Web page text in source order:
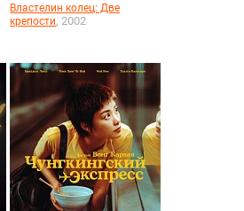
Властелин колец: Две
крепости, 2002